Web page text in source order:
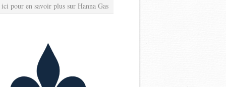
pour en savoir plus sur Hanna Gas